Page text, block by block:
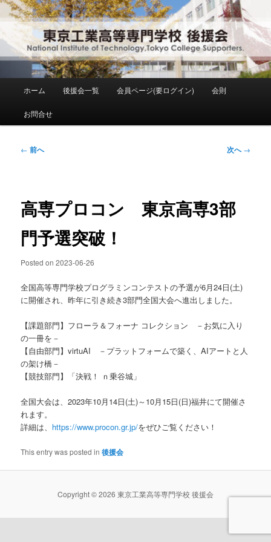
メ
イ
ン
コ
ン
東京工業高等専門学校 後援会
National Institute of Technology ,Tokyo College Supporters.
メ
ホーム 後援会一覧 会員ページ(要ログイン) 会則
お問合せ
投
ゲ
ー
ョ
ン
← 前へ 次へ→
高専プロコン 東京高専3部
門予選突破！
Posted on2023-06-26
全国高等専門学校プログラミンコンテストの予選が6月24日(土)
に開催され、昨年に引き続き3部門全国大会へ進出しました。
【課題部門】フローラ＆フォーナ コレクション －お気に入り
の一冊を－
【自由部門】virtuAI －プラットフォームで築く、AIアートと人
の架け橋－
【競技部門】「決戦！ ｎ乗谷城」
全国大会は、2023年10月14日(土)～10月15日(日)福井にて開催さ
れます。
詳細は、 https://www.procon.gr.jp/をぜひご覧ください！
This entry was posted in後援会
Copyright © 2026 東京工業高等専門学校 後援会